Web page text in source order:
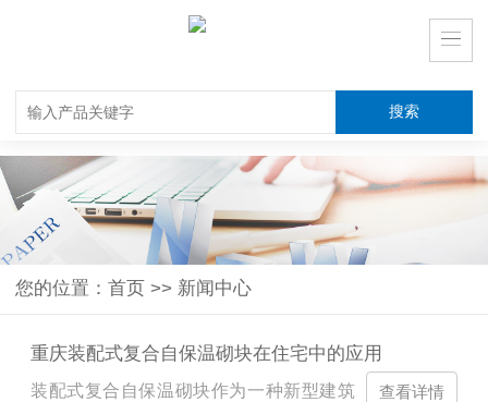
您的位置： 首页 >> 新闻中心
重庆装配式复合自保温砌块在住宅中的应用
装配式复合自保温砌块作为一种新型建筑
查看详情